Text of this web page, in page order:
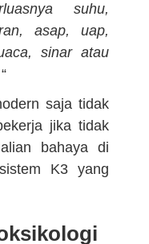
suhu,
asap, uap,
sinar atau
“
saja tidak
jika tidak
bahaya di
K3 yang